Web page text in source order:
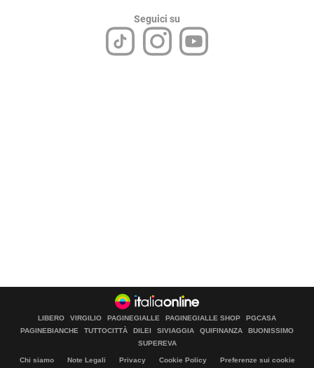
Seguici su
LIBERO VIRGILIO PAGINEGIALLE PAGINEGIALLE SHOP
PGCASA
PAGINEBIANCHE
TUTTOCITTÀ DILEI SIVIAGGIA QUIFINANZA
BUONISSIMO
SUPEREVA
Chi siamo Note Legali Privacy Cookie Policy
Preferenze sui cookie